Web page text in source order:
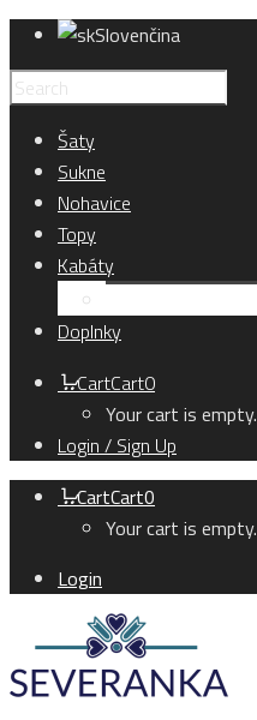
Slovenčina
Šaty
Sukne
Nohavice
Topy
Kabáty
Doplnky
CartCart0
Your cart is empty.
Login / Sign Up
CartCart0
Your cart is empty.
Login